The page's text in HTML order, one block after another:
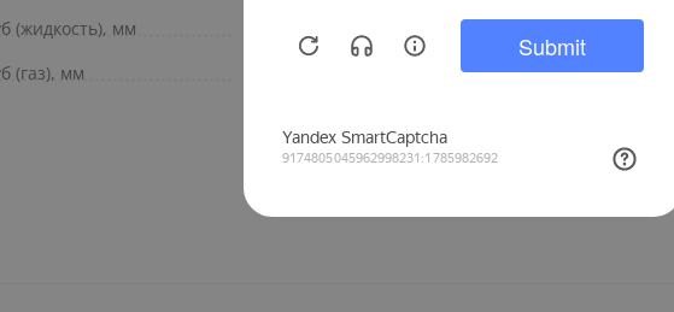
(жидкость), мм
(газ), мм
Самоочистка
Габаритный размер
Габаритный размер